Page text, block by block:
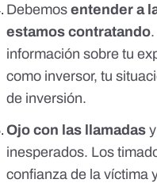
Debemos entender a
estamos contratando
información sobre tu
como inversor, tu
de inversión.
Ojo con las llamadas
inesperados. Los
confianza de la víctima